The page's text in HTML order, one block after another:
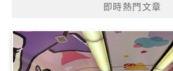
即時熱門文章